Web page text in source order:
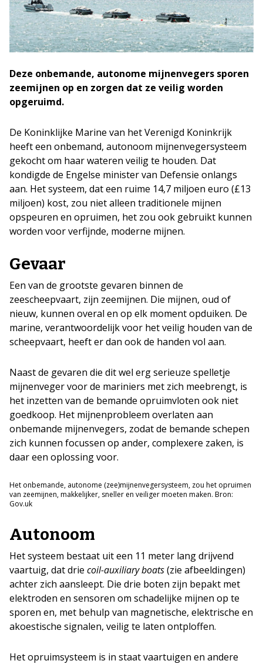
Deze onbemande, autonome mijnenvegers sporen
zeemijnen op en zorgen dat ze veilig worden
opgeruimd.
De Koninklijke Marine van het Verenigd Koninkrijk
heeft een onbemand, autonoom mijnenvegersysteem
gekocht om haar wateren veilig te houden. Dat
kondigde de Engelse minister van Defensie onlangs
aan. Het systeem, dat een ruime 14,7 miljoen euro (£13
miljoen) kost, zou niet alleen traditionele mijnen
opspeuren en opruimen, het zou ook gebruikt kunnen
worden voor verfijnde, moderne mijnen.
Gevaar
Een van de grootste gevaren binnen de
zeescheepvaart, zijn zeemijnen. Die mijnen, oud of
nieuw, kunnen overal en op elk moment opduiken. De
marine, verantwoordelijk voor het veilig houden van de
scheepvaart, heeft er dan ook de handen vol aan.
Naast de gevaren die dit wel erg serieuze spelletje
mijnenveger voor de mariniers met zich meebrengt, is
het inzetten van de bemande opruimvloten ook niet
goedkoop. Het mijnenprobleem overlaten aan
onbemande mijnenvegers, zodat de bemande schepen
zich kunnen focussen op ander, complexere zaken, is
daar een oplossing voor.
Het onbemande, autonome (zee)mijnenvegersysteem, zou het opruimen
van zeemijnen, makkelijker, sneller en veiliger moeten maken. Bron:
Gov.uk
Autonoom
Het systeem bestaat uit een 11 meter lang drijvend
vaartuig, dat drie coil-auxiliary boats(zie afbeeldingen)
achter zich aansleept. Die drie boten zijn bepakt met
elektroden en sensoren om schadelijke mijnen op te
sporen en, met behulp van magnetische, elektrische en
akoestische signalen, veilig te laten ontploffen.
Het opruimsysteem is in staat vaartuigen en andere